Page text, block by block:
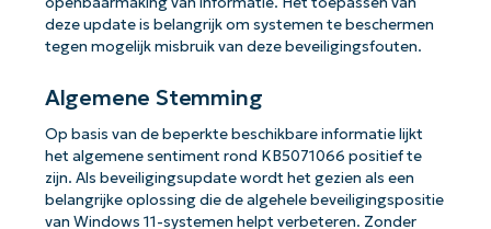
deze update is belangrijk om systemen te beschermen
tegen mogelijk misbruik van deze beveiligingsfouten.
Algemene Stemming
Op basis van de beperkte beschikbare informatie lijkt
het algemene sentiment rond KB5071066 positief te
zijn. Als beveiligingsupdate wordt het gezien als een
belangrijke oplossing die de algehele beveiligingspositie
van Windows 11-systemen helpt verbeteren. Zonder